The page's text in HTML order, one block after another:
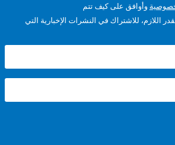
على كيف تتم
للاشتراك في النشرات الإخبارية التي